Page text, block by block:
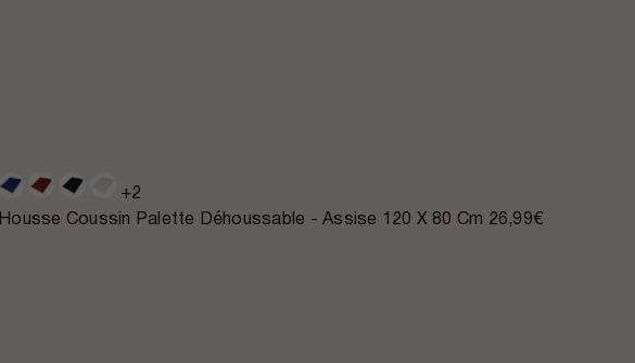
+2
Housse Coussin Palette Déhoussable - Assise 120 X 80 Cm 26,99€